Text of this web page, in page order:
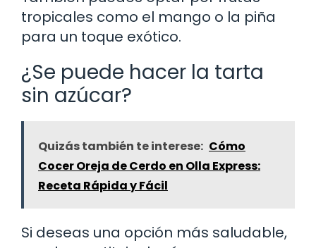
tropicales como el mango o la piña
para un toque exótico.
¿Se puede hacer la tarta
sin azúcar?
Quizás también te interese: Cómo
Cocer Oreja de Cerdo en Olla Express:
Receta Rápida y Fácil
Si deseas una opción más saludable,